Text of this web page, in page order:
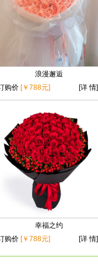
浪漫邂逅
购价 [￥788元] [详 情]
幸福之约
购价 [￥788元] [详 情]